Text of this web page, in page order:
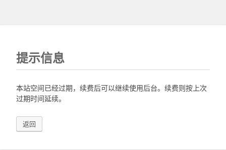
提示信息
本站空间已经过期，续费后可以继续使用后台。续费则按上次
过期时间延续。
返回